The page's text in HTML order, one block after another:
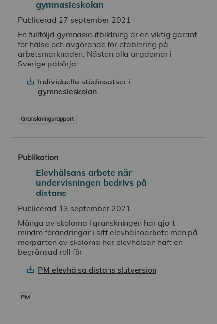
gymnasieskolan
Publicerad 27 september 2021
En fullföljd gymnasieutbildning är en viktig garant
för hälsa och avgörande för etablering på
arbetsmarknaden. Nästan alla ungdomar i
Sverige påbörjar
Individuella stödinsatser i
gymnasieskolan
Granskningsrapport
Publikation
Elevhälsans arbete när
undervisningen bedrivs på
distans
Publicerad 13 september 2021
Många av skolorna i granskningen har gjort
mindre förändringar i sitt elevhälsoarbete men på
merparten av skolorna har elevhälsan haft en
begränsad roll för
PM elevhälsa distans slutversion
PM